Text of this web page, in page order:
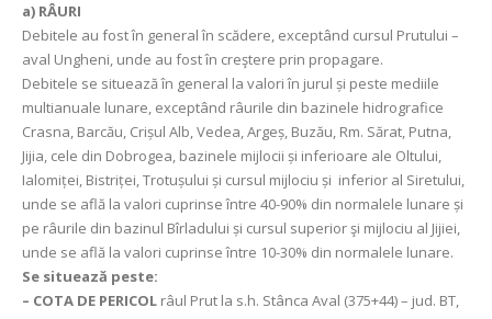
a) RÂURI
Debitele au fost în general în scădere, exceptând cursul Prutului –
aval Ungheni, unde au fost în creştere prin propagare.
Debitele se situează în general la valori în jurul și peste mediile
multianuale lunare, exceptând râurile din bazinele hidrografice
Crasna, Barcău, Crișul Alb, Vedea, Argeș, Buzău, Rm. Sărat, Putna,
Jijia, cele din Dobrogea, bazinele mijlocii și inferioare ale Oltului,
Ialomiței, Bistriței, Trotușului și cursul mijlociu și inferior al Siretului,
unde se află la valori cuprinse între 40-90% din normalele lunare și
pe râurile din bazinul Bîrladului și cursul superior şi mijlociu al Jijiei,
unde se află la valori cuprinse între 10-30% din normalele lunare.
Se situează peste:
– COTA DE PERICOL râul Prut la s.h. Stânca Aval (375+44) – jud. BT,